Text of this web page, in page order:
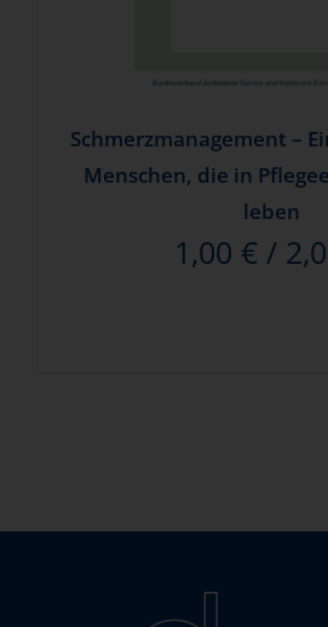
Schmerzmanagement –
Menschen, die in
leben
1,00 €/